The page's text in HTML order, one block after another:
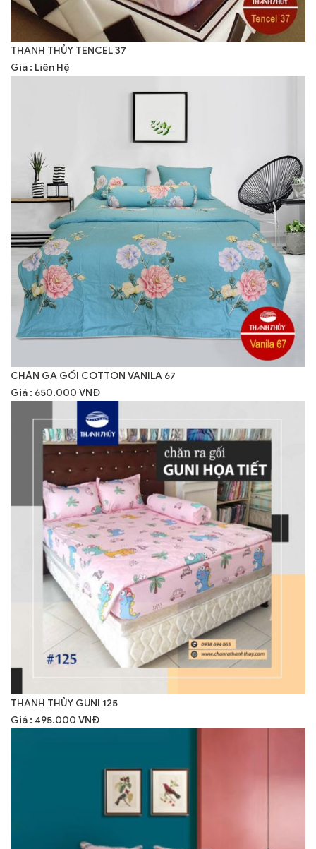
THANH THỦY TENCEL 37
Giá : Liên Hệ
CHĂN GA GỐI COTTON VANILA 67
Giá : 650.000 VNĐ
THANH THỦY GUNI 125
Giá : 495.000 VNĐ